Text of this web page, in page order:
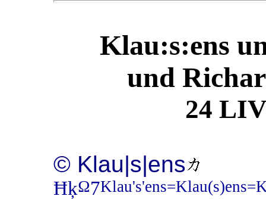
Klau:s:ens
und
24
© Klau|s|ens
ĦķΩ7